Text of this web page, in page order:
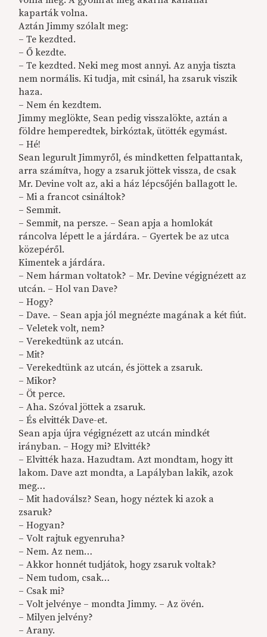
kaparták volna.
Aztán Jimmy szólalt meg:
– Te kezdted.
– Ő kezdte.
– Te kezdted. Neki meg most annyi. Az anyja tiszta
nem normális. Ki tudja, mit csinál, ha zsaruk viszik
haza.
– Nem én kezdtem.
Jimmy meglökte, Sean pedig visszalökte, aztán a
földre hemperedtek, birkóztak, ütötték egymást.
– Hé!
Sean legurult Jimmyről, és mindketten felpattantak,
arra számítva, hogy a zsaruk jöttek vissza, de csak
Mr. Devine volt az, aki a ház lépcsőjén ballagott le.
– Mi a francot csináltok?
– Semmit.
– Semmit, na persze. – Sean apja a homlokát
ráncolva lépett le a járdára. – Gyertek be az utca
közepéről.
Kimentek a járdára.
– Nem hárman voltatok? – Mr. Devine végignézett az
utcán. – Hol van Dave?
– Hogy?
– Dave. – Sean apja jól megnézte magának a két fiút.
– Veletek volt, nem?
– Verekedtünk az utcán.
– Mit?
– Verekedtünk az utcán, és jöttek a zsaruk.
– Mikor?
– Öt perce.
– Aha. Szóval jöttek a zsaruk.
– És elvitték Dave-et.
Sean apja újra végignézett az utcán mindkét
irányban. – Hogy mi? Elvitték?
– Elvitték haza. Hazudtam. Azt mondtam, hogy itt
lakom. Dave azt mondta, a Lapályban lakik, azok
meg…
– Mit hadoválsz? Sean, hogy néztek ki azok a
zsaruk?
– Hogyan?
– Volt rajtuk egyenruha?
– Nem. Az nem…
– Akkor honnét tudjátok, hogy zsaruk voltak?
– Nem tudom, csak…
– Csak mi?
– Volt jelvénye – mondta Jimmy. – Az övén.
– Milyen jelvény?
– Arany.